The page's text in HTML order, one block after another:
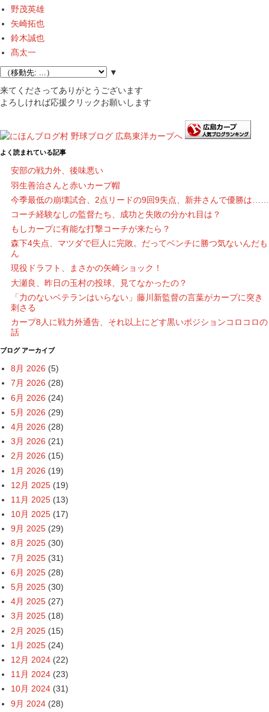
野茂英雄
矢崎拓也
鈴木誠也
髙太一
▼
来てくださってありがとうございます
よろしければ応援クリックお願いします
よく読まれている記事
安部の戦力外、後味悪い
羽生善治さんと赤いカープ帽
今季最低の崩壊試合、2点リードの9回9失点、新井さんで優勝は……
コーチ経験なしの監督たち、成功と失敗の分かれ目は？
もしカープに有能な打撃コーチが来たら？
森下4失点、マツダで巨人に完敗。だってベンチに勝つ気ないんだも
ん
現役ドラフト、まさかの矢崎ショック！
大瀬良、昨日の玉村の投球、見てなかったの？
「力のないベテランはいらない」藤川新監督の言葉がカープに突き
刺さる
カープ8人に戦力外通告、それ以上にどす黒いポジションコロコロの
話
ブログ アーカイブ
8月 2026 (5)
7月 2026 (28)
6月 2026 (24)
5月 2026 (29)
4月 2026 (28)
3月 2026 (21)
2月 2026 (15)
1月 2026 (19)
12月 2025 (19)
11月 2025 (13)
10月 2025 (17)
9月 2025 (29)
8月 2025 (30)
7月 2025 (31)
6月 2025 (28)
5月 2025 (30)
4月 2025 (27)
3月 2025 (18)
2月 2025 (15)
1月 2025 (24)
12月 2024 (22)
11月 2024 (23)
10月 2024 (31)
9月 2024 (28)